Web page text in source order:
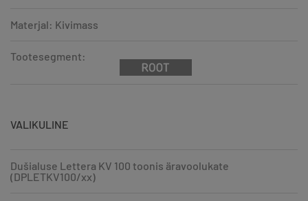
Materjal: Kivimass
Tootesegment:
VALIKULINE
Dušialuse Lettera KV 100 toonis äravoolukate
(DPLETKV100/xx)